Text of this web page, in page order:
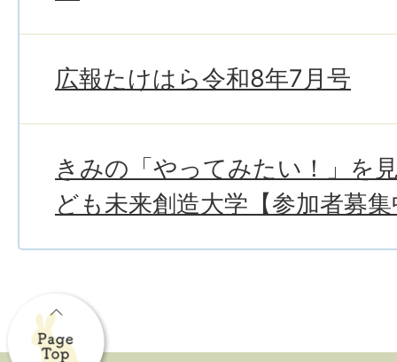
広報たけはら令和8年7月号
きみの「やってみたい！」を
ども未来創造大学【参加者募